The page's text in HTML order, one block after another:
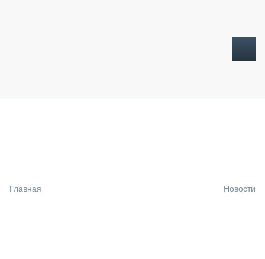
Главная Новости